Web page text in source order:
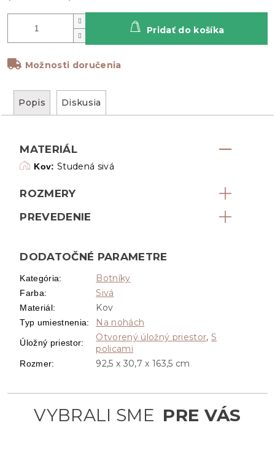
Možnosti doručenia
Pridať do košíka
Popis Diskusia
MATERIÁL
Kov: Studená sivá
ROZMERY
PREVEDENIE
DODATOČNÉ PARAMETRE
Kategória: Botníky
Farba: Sivá
Materiál: Kov
Typ umiestnenia: Na nohách
Úložný priestor: Otvorený úložný priestor, S
policami
Rozmer: 92,5 x 30,7 x 163,5 cm